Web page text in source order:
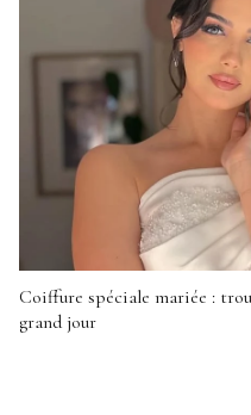
Coiffure spéciale mariée :
grand jour